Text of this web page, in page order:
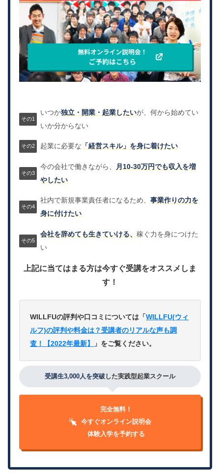
いつか独立・開業・起業したいが、何から始めてい
いか分からない
起業に必要な 「経営スキル」を身に着けたい
今の会社で働きながら、
月10-30万円でも収入を増
やしたい
社内で新規事業責任者になるため、事業作りの力を
身に付けたい
会社を辞めても生きていける、稼ぐ力を身につけた
い
上記に当てはまる方は今すぐ受講をオススメしま
す！
WILLFUの評判や口コミについては「WILLFU(ウィ
ルフ)の評判や料金は？受講者のリアルな声も調
査！【2022年最新】
」をご覧ください。
受講生3,000人を突破 した実践型起業スクール
完全無料！
今すぐオンライン説明会
体験入学を予約する